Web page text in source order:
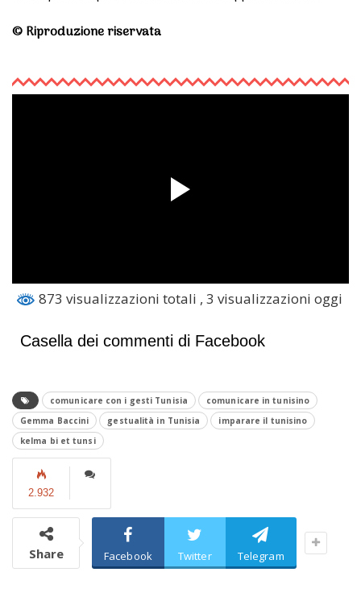
© Riproduzione riservata
873 visualizzazioni totali , 3 visualizzazioni oggi
Casella dei commenti di Facebook
comunicare con i gesti Tunisia
comunicare in tunisino
Gemma Baccini
gestualità in Tunisia
imparare il tunisino
kelma bi et tunsi
2.932
Share Facebook Twitter Telegram